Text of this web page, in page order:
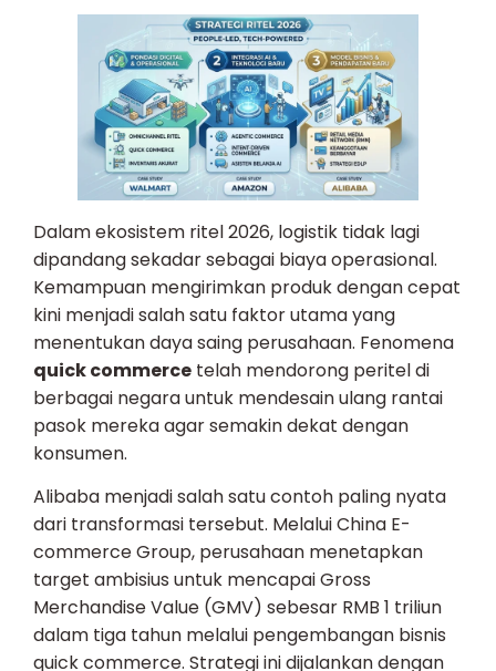
Dalam ekosistem ritel 2026, logistik tidak lagi
dipandang sekadar sebagai biaya operasional.
Kemampuan mengirimkan produk dengan cepat
kini menjadi salah satu faktor utama yang
menentukan daya saing perusahaan. Fenomena
quick commerce telah mendorong peritel di
berbagai negara untuk mendesain ulang rantai
pasok mereka agar semakin dekat dengan
konsumen.
Alibaba menjadi salah satu contoh paling nyata
dari transformasi tersebut. Melalui China E-
commerce Group, perusahaan menetapkan
target ambisius untuk mencapai Gross
Merchandise Value (GMV) sebesar RMB 1 triliun
dalam tiga tahun melalui pengembangan bisnis
quick commerce. Strategi ini dijalankan dengan